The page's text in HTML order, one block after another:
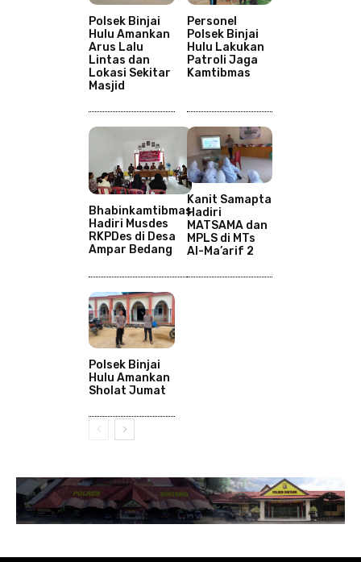
Polsek Binjai
Hulu Amankan
Arus Lalu
Lintas dan
Lokasi Sekitar
Masjid
Personel
Polsek Binjai
Hulu Lakukan
Patroli Jaga
Kamtibmas
Bhabinkamtibmas
Hadiri Musdes
RKPDes di Desa
Ampar Bedang
Kanit Samapta
Hadiri
MATSAMA dan
MPLS di MTs
Al-Ma’arif 2
Polsek Binjai
Hulu Amankan
Sholat Jumat